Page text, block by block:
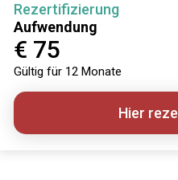
Rezertifizierung
Aufwendung
€ 75
Gültig für 12 Monate
Hier